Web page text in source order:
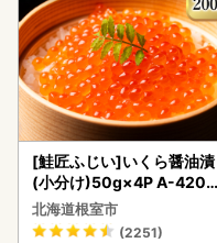
[鮭匠ふじい]いくら醤油漬
(小分け)50g×4P A-4209
5
北海道根室市
(2251)